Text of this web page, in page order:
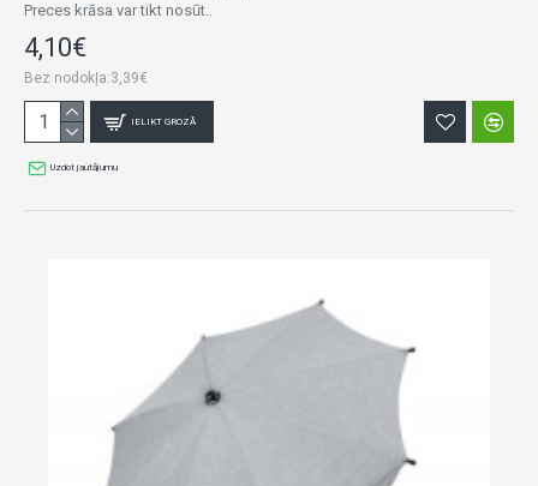
Preces krāsa var tikt nosūt..
4,10€
Bez nodokļa:3,39€
IELIKT GROZĀ
Uzdot jautājumu